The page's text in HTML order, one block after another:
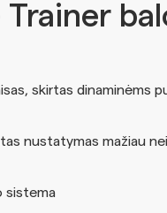
Trainer
skirtas dinaminėms
nustatymas mažiau
sistema